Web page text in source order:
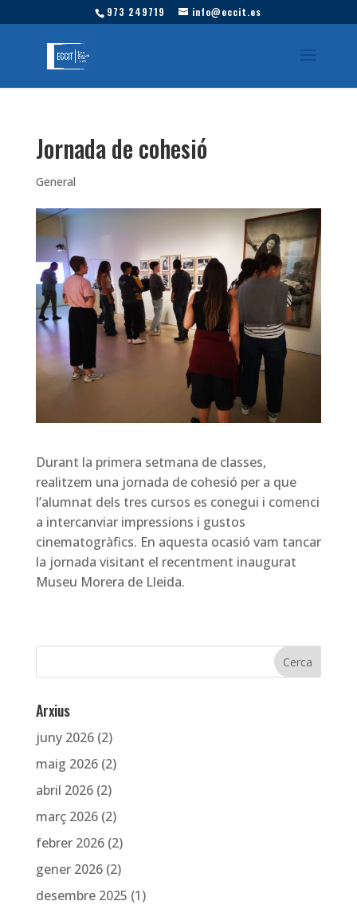
973 249719 info@eccit.es
Jornada de cohesió
General
Durant la primera setmana de classes,
realitzem una jornada de cohesió per a que
l’alumnat dels tres cursos es conegui i comenci
a intercanviar impressions i gustos
cinematogràfics. En aquesta ocasió vam tancar
la jornada visitant el recentment inaugurat
Museu Morera de Lleida.
Arxius
juny 2026(2)
maig 2026(2)
abril 2026(2)
març 2026(2)
febrer 2026(2)
gener 2026(2)
desembre 2025 (1)